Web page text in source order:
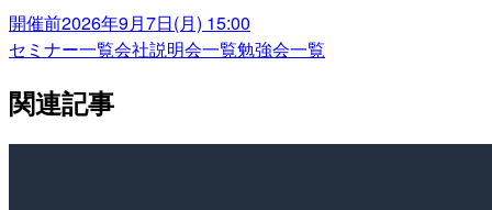
開催前2026年9月7日(月) 15:00
セミナー一覧会社説明会一覧勉強会一覧
関連記事